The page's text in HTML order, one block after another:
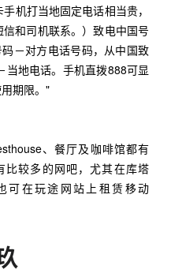
机打当地固定电话相当贵，
和司机联系。）致电中国号
－对方电话号码，从中国致
当地电话。手机直拨888可显
期限。"
、餐厅及咖啡馆都有
比较多的网吧，尤其在库塔
可在玩途网站上租赁移动